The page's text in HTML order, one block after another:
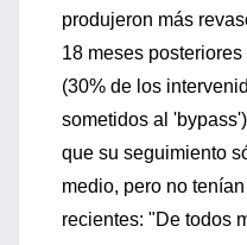
produjeron más
18 meses
(30% de los
sometidos al
que su seguimiento
medio, pero no
recientes: "De todos